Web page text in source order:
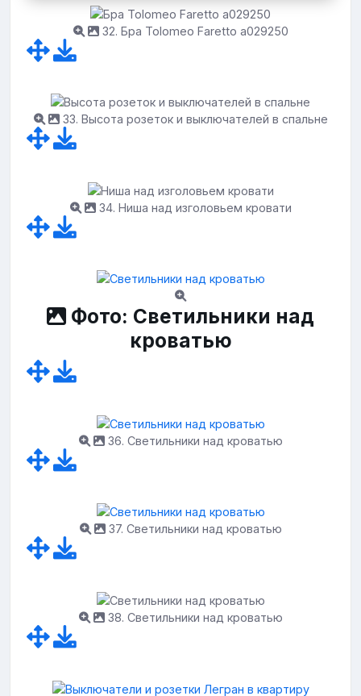
32. Бра Tolomeo Faretto a029250
33. Высота розеток и выключателей в спальне
34. Ниша над изголовьем кровати
Фото: Светильники над
кроватью
36. Светильники над кроватью
37. Светильники над кроватью
38. Светильники над кроватью